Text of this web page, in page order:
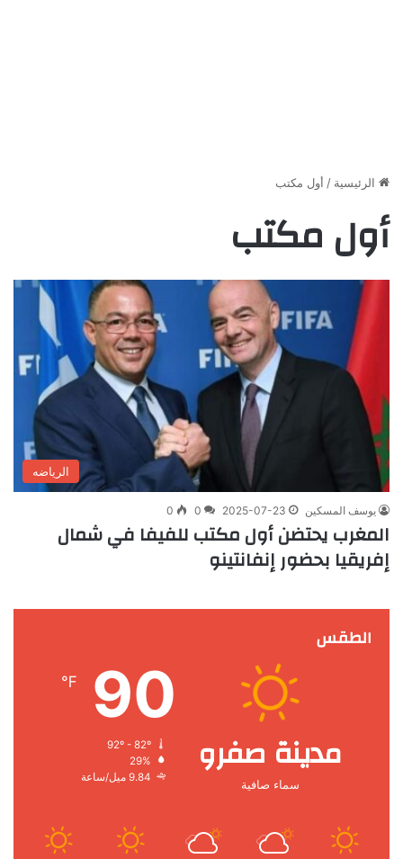
الرئيسية / أول مكتب
أول مكتب
الرياضه
يوسف المسكين 2025-07-23
0
0
المغرب يحتضن أول مكتب للفيفا في شمال
إفريقيا بحضور إنفانتينو
الطقس
مدينة صفرو
سماء صافية
90
℉
29%
9.84 ميل/ساعة